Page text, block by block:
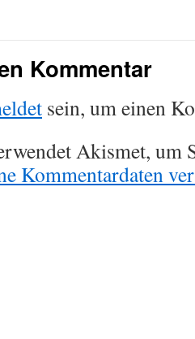
Kommentar
sein, um einen
Akismet, um
Kommentardaten